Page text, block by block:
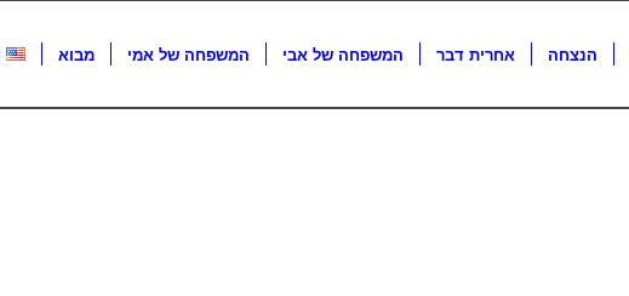
מבוא המשפחה של אמי המשפחה של אבי אחרית דבר הנצחה